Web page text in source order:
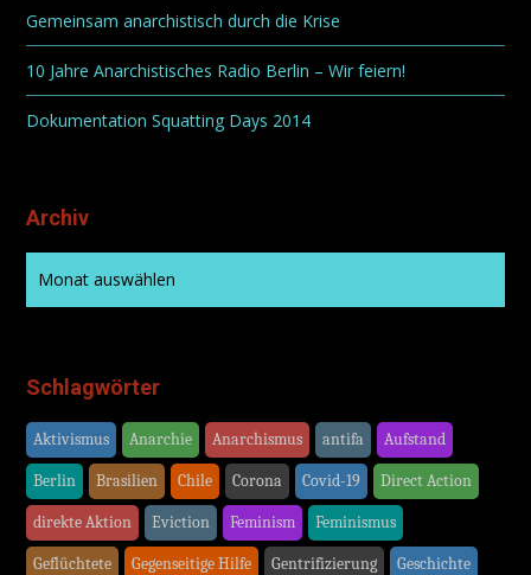
Gemeinsam anarchistisch durch die Krise
10 Jahre Anarchistisches Radio Berlin – Wir feiern!
Dokumentation Squatting Days 2014
Archiv
Schlagwörter
Aktivismus Anarchie Anarchismus antifa Aufstand
Berlin Brasilien Chile Corona Covid-19 Direct Action
direkte Aktion Eviction Feminism Feminismus
Geflüchtete Gegenseitige Hilfe Gentrifizierung Geschichte